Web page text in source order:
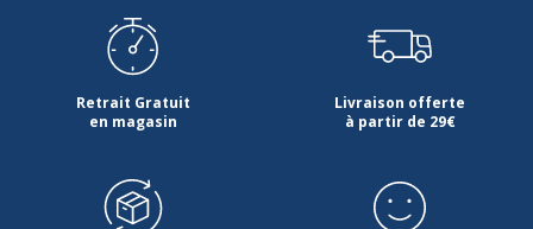
Retrait Gratuit
en magasin
Livraison offerte
à partir de 29€